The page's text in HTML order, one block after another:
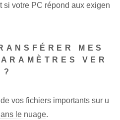
si votre PC répond aux exigen
MES⁢
VER
?
de vos⁤ fichiers importants sur u
le nuage.